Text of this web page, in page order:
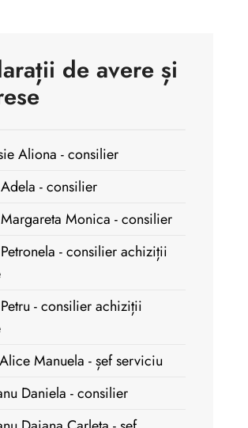
de avere și
Aliona - consilier
- consilier
Monica - consilier
- consilier achiziții
- consilier achiziții
Manuela - șef serviciu
Daniela - consilier